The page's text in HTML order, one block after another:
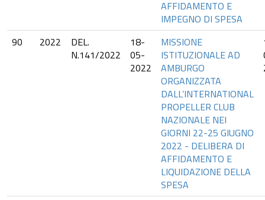
AFFIDAMENTO E
IMPEGNO DI SPESA
90
2022
DEL.
N.141/2022
18-
05-
2022
MISSIONE
ISTITUZIONALE AD
AMBURGO
ORGANIZZATA
DALL’INTERNATIONAL
PROPELLER CLUB
NAZIONALE NEI
GIORNI 22-25 GIUGNO
2022 - DELIBERA DI
AFFIDAMENTO E
LIQUIDAZIONE DELLA
SPESA